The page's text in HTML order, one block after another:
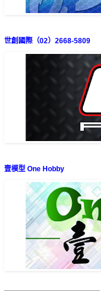
世創國際（02）2668-5809
壹模型 One Hobby